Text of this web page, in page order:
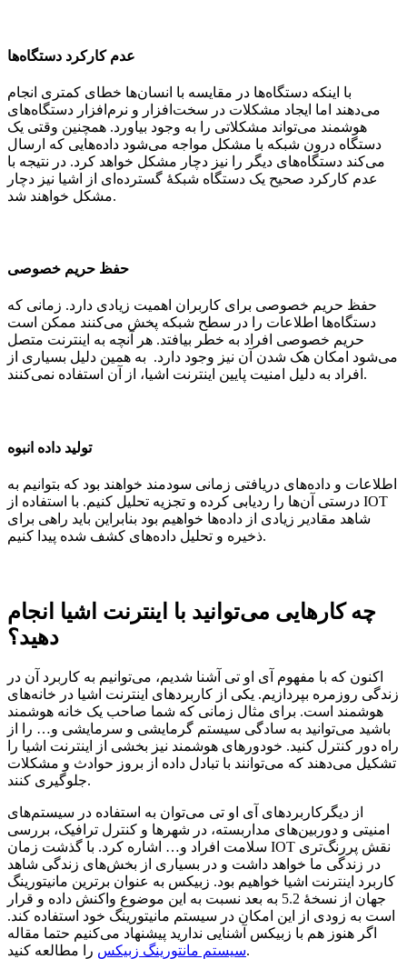
عدم کارکرد دستگاه‌ها
با اینکه دستگاه‌ها در مقایسه با انسان‌ها خطای کمتری انجام
می‌دهند اما ایجاد مشکلات در سخت‌افزار و نرم‌افزار دستگاه‌های
هوشمند می‌تواند مشکلاتی را به وجود بیاورد. همچنین وقتی یک
دستگاه درون شبکه با مشکل مواجه می‌شود داده‌هایی که ارسال
می‌کند دستگاه‌های دیگر را نیز دچار مشکل خواهد کرد. در نتیجه با
عدم کارکرد صحیح یک دستگاه شبکۀ گسترده‌ای از اشیا نیز دچار
مشکل خواهند شد.
حفظ حریم خصوصی
حفظ حریم خصوصی برای کاربران اهمیت زیادی دارد. زمانی که
دستگاه‌ها اطلاعات را در سطح شبکه پخش می‌کنند ممکن است
حریم خصوصی افراد به خطر بیافتد. هر آنچه به اینترنت متصل
می‌شود امکان هک شدن آن نیز وجود دارد. به همین دلیل بسیاری از
افراد به دلیل امنیت پایین اینترنت اشیا، از آن استفاده نمی‌کنند.
تولید داده انبوه
اطلاعات و داده‌های دریافتی زمانی سودمند خواهند ‌بود که بتوانیم به
درستی آن‌ها را ردیابی کرده و تجزیه تحلیل کنیم. با استفاده از IOT
شاهد مقادیر زیادی از داده‌ها خواهیم بود بنابراین باید راهی برای
ذخیره و تحلیل داده‌های کشف شده پیدا کنیم.
چه کارهایی می‌توانید با اینترنت اشیا انجام
دهید؟
اکنون که با مفهوم آی او تی آشنا شدیم، می‌توانیم به کاربرد آن در
زندگی روزمره بپردازیم. یکی از کاربرد‌های اینترنت اشیا در خانه‌های
هوشمند است. برای مثال زمانی که شما صاحب یک خانه هوشمند
باشید می‌توانید به سادگی سیستم گرمایشی و سرمایشی و… را از
راه دور کنترل کنید. خودورهای هوشمند نیز بخشی از اینترنت اشیا را
تشکیل می‌دهند که می‌توانند با تبادل داده از بروز حوادث و مشکلات
جلوگیری کنند.
از دیگرکاربرد‌های آی او تی می‌توان به استفاده در سیستم‌های
امنیتی و دوربین‌های مداربسته، در شهر‌ها و کنترل ترافیک، بررسی
سلامت افراد و… اشاره کرد. با گذشت زمان IOT نقش پررنگ‌تری
در زندگی ‌ما خواهد‌ داشت و در بسیاری از بخش‌های زندگی شاهد
کاربرد اینترنت اشیا خواهیم بود. زبیکس به عنوان برترین مانیتورینگ
جهان از نسخۀ 5.2 به بعد نسبت به این موضوع واکنش داده و قرار
است به زودی از این امکان در سیستم مانیتورینگ خود استفاده کند.
اگر هنوز هم با زبیکس آشنایی ندارید پیشنهاد می‌کنیم حتما مقاله
سیستم مانتورینگ زبیکسرا مطالعه کنید.